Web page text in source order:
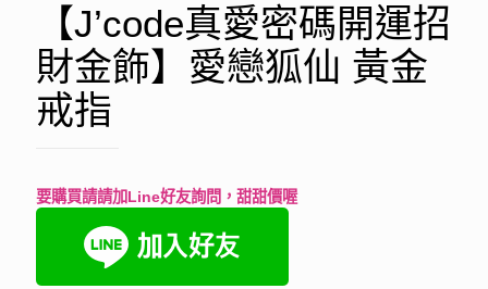
【J’code真愛密碼開運招
財金飾】愛戀狐仙 黃金
戒指
要購買請請加Line好友詢問，甜甜價喔